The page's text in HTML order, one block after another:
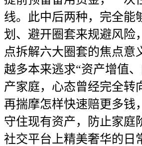
线。此中后两种，完全能
划、避开圈套来规避风险
点拆解六大圈套的焦点意
越多本来逃求“资产增值
产家庭，心态曾经完全转
再揣摩怎样快速赔更多钱
守住现有资产，防止家庭
社交平台上精美奢华的日